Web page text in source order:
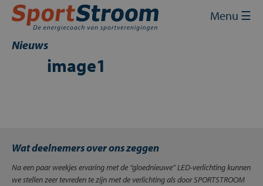
Sluit×
Home
Energie inkopen
Financiering en subsidies
Contact
Skip
Menu ☰
Nieuws
image1
Wat deelnemers over ons zeggen
Na een paar weekjes ervaring met de “gloednieuwe” LED-verlichting kunnen
we stellen zeer tevreden te zijn met de verlichting als door SPORTSTROOM